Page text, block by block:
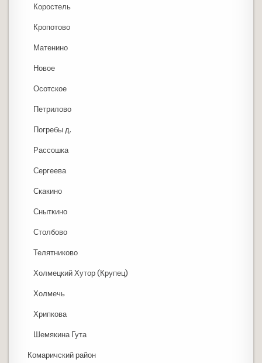
Коростель
Кропотово
Матенино
Новое
Осотское
Петрилово
Погребы д.
Рассошка
Сергеева
Скакино
Сныткино
Столбово
Телятниково
Холмецкий Хутор (Крупец)
Холмечь
Хрипкова
Шемякина Гута
Комаричский район